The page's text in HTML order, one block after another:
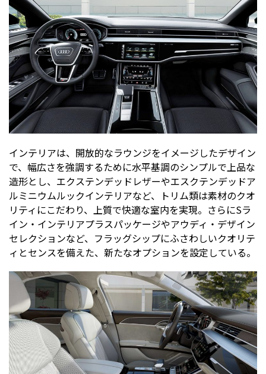
インテリアは、開放的なラウンジをイメージしたデザイン
で、幅広さを強調するために水平基調のシンプルで上品な
造形とし、エクステンデッドレザーやエスクテンデッドア
ルミニウムルックインテリアなど、トリム類は素材のクオ
リティにこだわり、上質で快適な室内を実現。さらにSラ
イン・インテリアプラスパッケージやアウディ・デザイン
セレクションなど、フラッグシップにふさわしいクオリテ
ィとセンスを備えた、新たなオプションを設定している。